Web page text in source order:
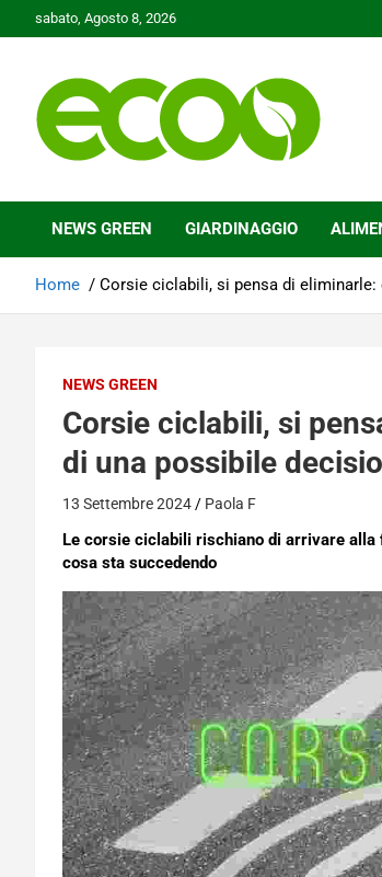
to
sabato, Agosto 8, 2026
Ecoo.it
NEWS GREEN GIARDINAGGIO
Home Corsie ciclabili, si pensa di
NEWS GREEN
Corsie ciclabili, si
di una possibile
13 Settembre 2024 Paola F
Le corsie ciclabili rischiano di arrivare alla
cosa sta succedendo